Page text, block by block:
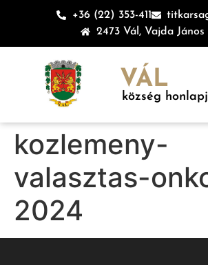
+36 (22) 353-411
2473 Vál, Vajda János
VÁL
község
kozlemeny-
valasztas-
2024